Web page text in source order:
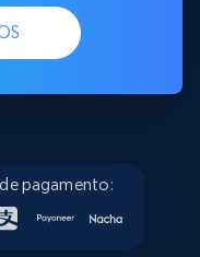
pagamento: